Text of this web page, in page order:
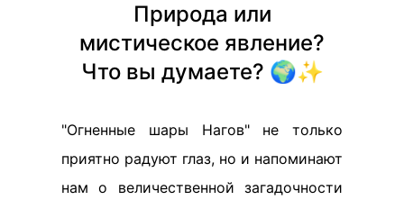
Природа или
мистическое явление?
Что вы думаете? 🌍✨
"Огненные шары Нагов" не только
приятно радуют глаз, но и напоминают
нам о величественной загадочности